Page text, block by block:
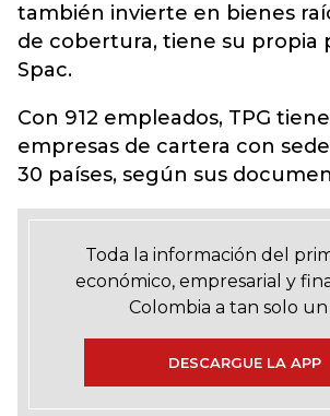
también invierte en bienes
de cobertura, tiene su propia
Spac.
Con 912 empleados, TPG
empresas de cartera con
30 países, según sus
Toda la información del
económico, empresarial y
Colombia a tan solo
DESCARGUE LA APP